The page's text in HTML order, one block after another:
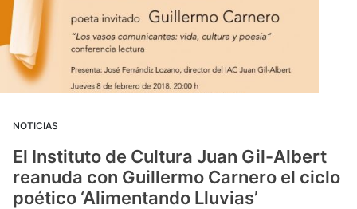
NOTICIAS
El Instituto de Cultura Juan Gil-Albert
reanuda con Guillermo Carnero el ciclo
poético ‘Alimentando Lluvias’